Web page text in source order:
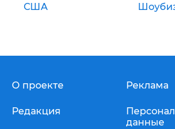
США
О проекте
Редакция
Реклама
данные